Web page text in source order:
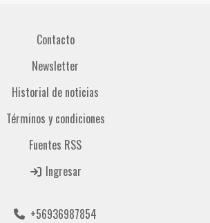
Contacto
Newsletter
Historial de noticias
Términos y condiciones
Fuentes RSS
Ingresar
+56936987854